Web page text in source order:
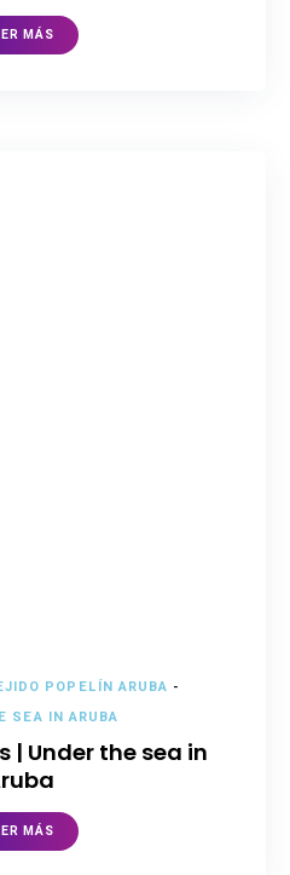
MÁS
POPELÍN ARUBA -
SEA IN ARUBA
| Under the sea in
MÁS